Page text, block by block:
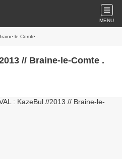
MENU
le-Comte .
// Braine-le-Comte .